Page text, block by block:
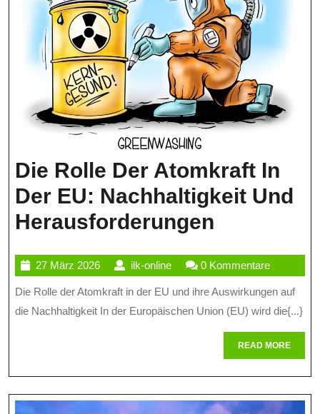
Die Rolle Der Atomkraft In
Der EU: Nachhaltigkeit Und
Herausforderungen
Der
Atomkraft
In
Der
EU:
27 März 202627
März
2026
ilk-onlineilk-
online
0 Kommentare
Die Rolle der Atomkraft in der EU und ihre Auswirkungen auf
die Nachhaltigkeit In der Europäischen Union (EU) wird die{...}
READ MOREREAD
MORE